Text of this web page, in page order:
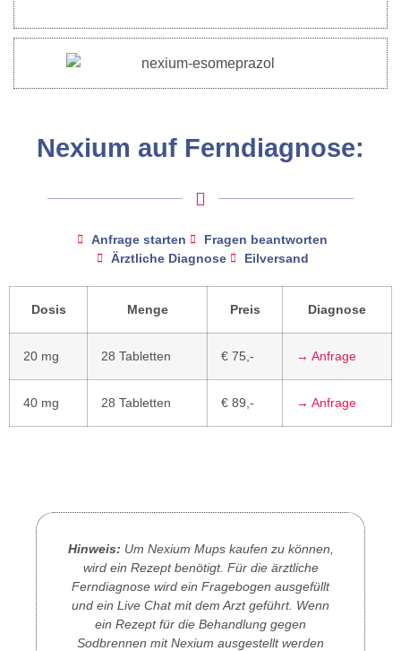
Nexium auf Ferndiagnose:
Anfrage starten
Fragen beantworten
Ärztliche Diagnose
Eilversand
Dosis Menge Preis Diagnose
20 mg 28 Tabletten € 75,- → Anfrage
40 mg 28 Tabletten € 89,- → Anfrage
Hinweis: Um Nexium Mups kaufen zu können,
wird ein Rezept benötigt. Für die ärztliche
Ferndiagnose wird ein Fragebogen ausgefüllt
und ein Live Chat mit dem Arzt geführt. Wenn
ein Rezept für die Behandlung gegen
Sodbrennen mit Nexium ausgestellt werden